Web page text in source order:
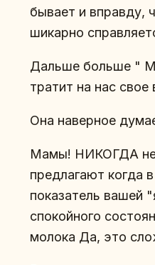
бывает и вправду,
шикарно
Дальше больше "
тратит на нас свое
Она наверное
Мамы! НИКОГДА не
предлагают когда
показатель вашей
спокойного
молока Да, это